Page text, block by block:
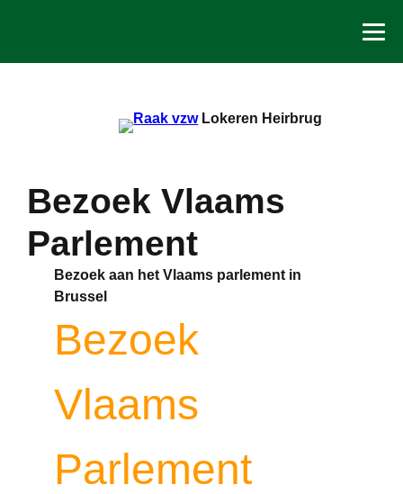
Lokeren Heirbrug
Bezoek Vlaams
Parlement
Bezoek aan het Vlaams parlement in
Brussel
Bezoek
Vlaams
Parlement